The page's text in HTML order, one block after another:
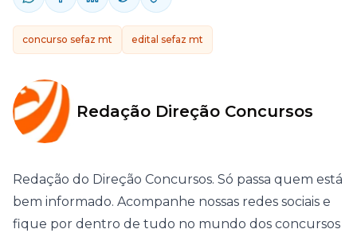
concurso sefaz mt edital sefaz mt
Redação Direção Concursos
Redação do Direção Concursos. Só passa quem está
bem informado. Acompanhe nossas redes sociais e
fique por dentro de tudo no mundo dos concursos